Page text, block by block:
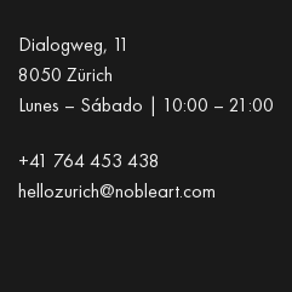
Dialogweg, 11
8050 Zürich
Lunes – Sábado | 10:00 – 21:00
+41 764 453 438
hellozurich@nobleart.com